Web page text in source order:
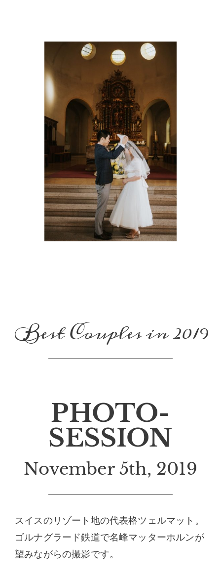
Best Couples in 2019
PHOTO-
SESSION
November 5th, 2019
スイスのリゾート地の代表格ツェルマット。
ゴルナグラード鉄道で名峰マッターホルンが
望みながらの撮影です。